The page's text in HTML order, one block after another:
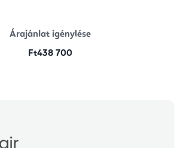
Árajánlat igénylése
Ft438 700